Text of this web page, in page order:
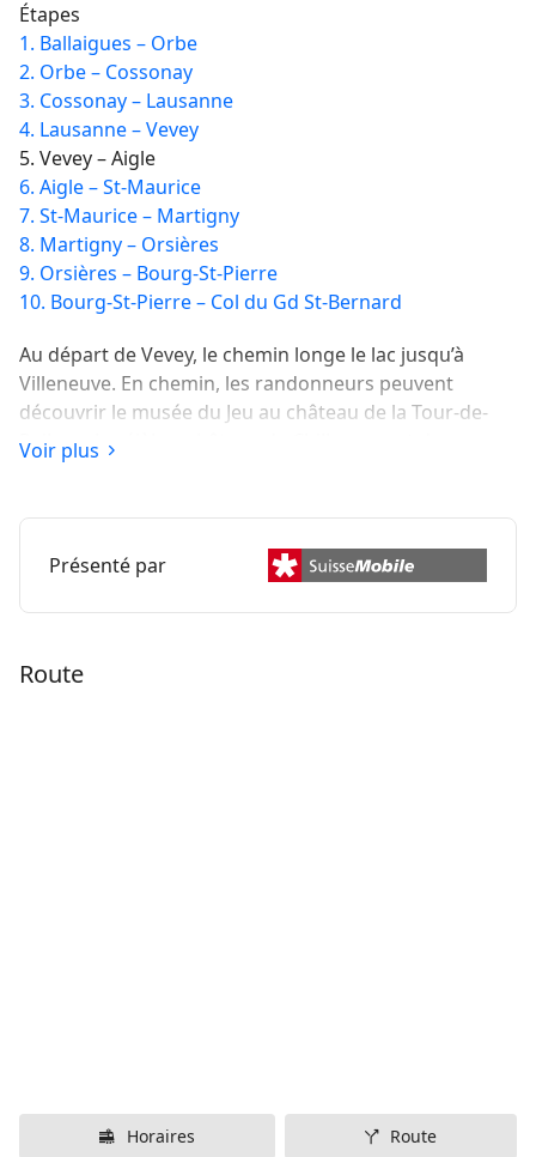
Étapes
1. Ballaigues – Orbe
2. Orbe – Cossonay
3. Cossonay – Lausanne
4. Lausanne – Vevey
5. Vevey – Aigle
6. Aigle – St-Maurice
7. St-Maurice – Martigny
8. Martigny – Orsières
9. Orsières – Bourg-St-Pierre
10. Bourg-St-Pierre – Col du Gd St-Bernard
Au départ de Vevey, le chemin longe le lac jusqu’à
Villeneuve. En chemin, les randonneurs peuvent
découvrir le musée du Jeu au château de la Tour-de-
Peilz ou le célèbre château de Chillon, avant de
rejoindre le vignoble du Chablais.
Voir plus
Présenté par
Route
Horaires Route